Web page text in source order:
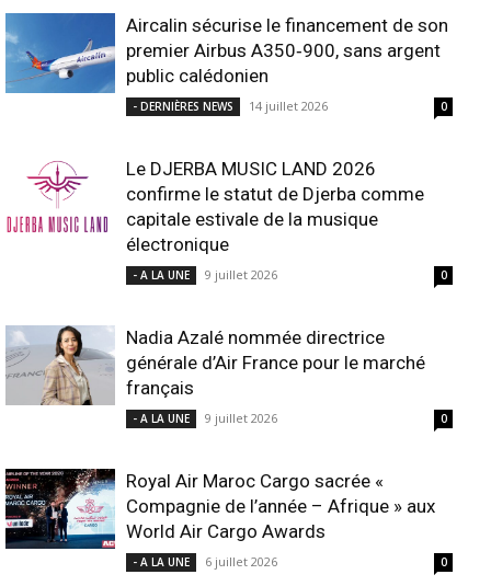
Aircalin sécurise le financement de son
premier Airbus A350‑900, sans argent
public calédonien
- DERNIÈRES NEWS 14 juillet 2026 0
Le DJERBA MUSIC LAND 2026
confirme le statut de Djerba comme
capitale estivale de la musique
électronique
- A LA UNE 9 juillet 2026 0
Nadia Azalé nommée directrice
générale d’Air France pour le marché
français
- A LA UNE 9 juillet 2026 0
Royal Air Maroc Cargo sacrée «
Compagnie de l’année – Afrique » aux
World Air Cargo Awards
- A LA UNE 6 juillet 2026 0